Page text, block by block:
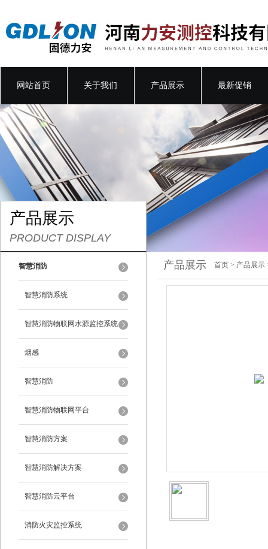
网站首页 关于我们 产品展示 最新促销
产品展示
PRODUCT DISPLAY
智慧消防
智慧消防系统
智慧消防物联网水源监控系统
烟感
智慧消防
智慧消防物联网平台
智慧消防方案
智慧消防解决方案
智慧消防云平台
消防火灾监控系统
产品展示 首页 > 产品展示